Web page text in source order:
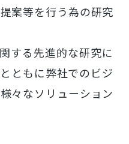
案等を行う為の研究
する先進的な研究に
ともに弊社でのビジ
々なソリューション